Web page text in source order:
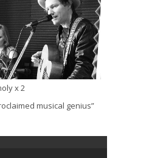
x 2
musical genius”